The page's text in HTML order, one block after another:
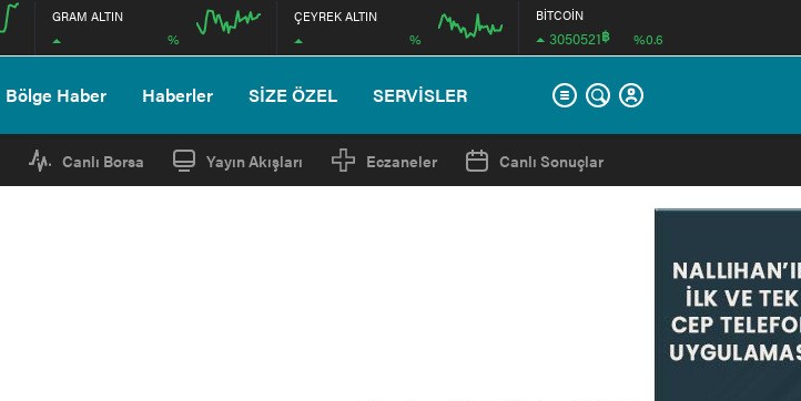
GRAM ALTIN
%
ÇEYREK ALTIN
%
BİTCOİN
3050521฿ %0.6
Bölge Haber Haberler SİZE ÖZEL SERVİSLER
Canlı Borsa Yayın Akışları Eczaneler Canlı Sonuçlar